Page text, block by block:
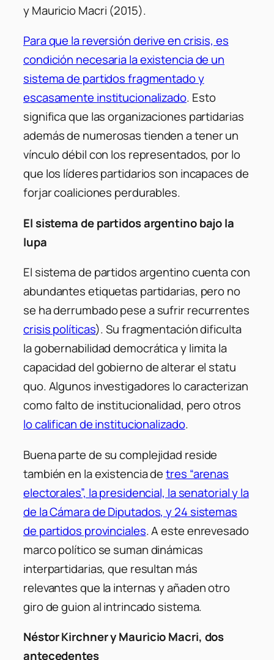
y Mauricio Macri (2015).
Para que la reversión derive en crisis, es
condición necesaria la existencia de un
sistema de partidos fragmentado y
escasamente institucionalizado. Esto
significa que las organizaciones partidarias
además de numerosas tienden a tener un
vínculo débil con los representados, por lo
que los líderes partidarios son incapaces de
forjar coaliciones perdurables.
El sistema de partidos argentino bajo la
lupa
El sistema de partidos argentino cuenta con
abundantes etiquetas partidarias, pero no
se ha derrumbado pese a sufrir recurrentes
crisis políticas). Su fragmentación dificulta
la gobernabilidad democrática y limita la
capacidad del gobierno de alterar el statu
quo. Algunos investigadores lo caracterizan
como falto de institucionalidad, pero otros
lo califican de institucionalizado.
Buena parte de su complejidad reside
también en la existencia detres “arenas
electorales”, la presidencial, la senatorial y la
de la Cámara de Diputados, y 24 sistemas
de partidos provinciales. A este enrevesado
marco político se suman dinámicas
interpartidarias, que resultan más
relevantes que la internas y añaden otro
giro de guion al intrincado sistema.
Néstor Kirchner y Mauricio Macri, dos
antecedentes